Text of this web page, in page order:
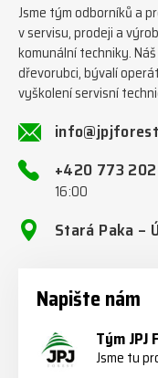
Jsme tým odborníků a
v servisu, prodeji a
komunální techniky.
dřevorubci, bývalí
vyškolení servisní
+420 773
16:00
Stará Paka –
Napište nám
Tým JPJ
Jsme tu